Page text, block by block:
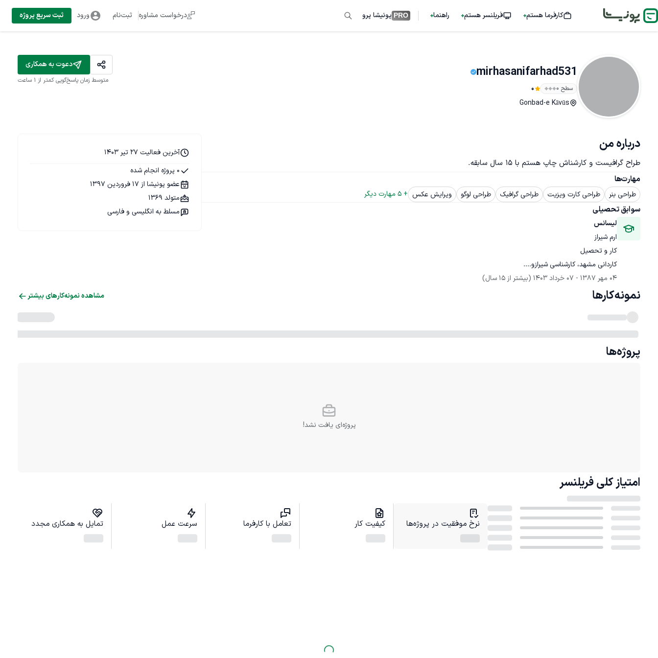
کارفرما هستم فریلنسر هستم راهنما PRO پونیشا پرو درخواست مشاوره ثبت‌نام ورود ثبت سریع پروژه
mirhasanifarhad531
سطح ۰ 0
Gonbad-e Kāvūs
دعوت به همکاری
متوسط زمان پاسخ‌گویی کمتر از 1 ساعت
درباره من
طراح گرافیست و کارشناش چاپ هستم با ۱۵ سال سابقه.
مهارت‌ها
طراحی بنر طراحی کارت ویزیت طراحی گرافیک طراحی لوگو ویرایش عکس +
5 مهارت دیگر
سوابق تحصیلی
لیسانس
ارم شیراز
کاردانی مشهد، کارشناسی شیرازو....
04 مهر 1387
- 07 خرداد 1403 (بیشتر از 15 سال)
آخرین فعالیت 27 تیر 1403
0 پروژه انجام شده
عضو پونیشا از 17 فروردین 1397
متولد 1369
مسلط به انگلیسی و فارسی
نمونه‌کارها مشاهده نمونه‌کارهای بیشتر
پروژه‌ها
پروژه‌ای یافت نشد!
امتیاز کلی فریلنسر
نرخ موفقیت در پروژه‌ها کیفیت کار تعامل با کارفرما سرعت عمل تمایل به همکاری مجدد